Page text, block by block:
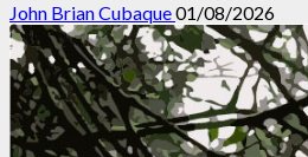
John Brian Cubaque01/08/2026